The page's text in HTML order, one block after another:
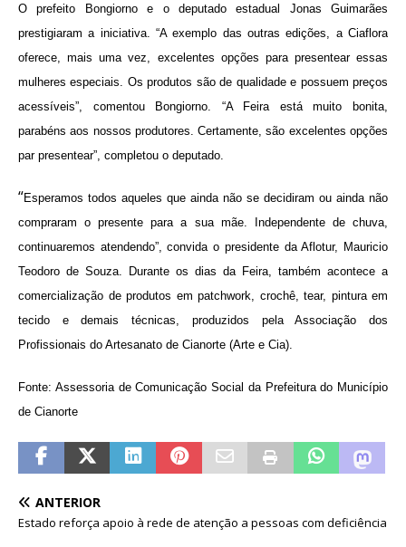
O prefeito Bongiorno e o deputado estadual Jonas Guimarães
prestigiaram a iniciativa. “A exemplo das outras edições, a Ciaflora
oferece, mais uma vez, excelentes opções para presentear essas
mulheres especiais. Os produtos são de qualidade e possuem preços
acessíveis”, comentou Bongiorno. “A Feira está muito bonita,
parabéns aos nossos produtores. Certamente, são excelentes opções
par presentear”, completou o deputado.
“Esperamos todos aqueles que ainda não se decidiram ou ainda não
compraram o presente para a sua mãe. Independente de chuva,
continuaremos atendendo”, convida o presidente da Aflotur, Mauricio
Teodoro de Souza. Durante os dias da Feira, também acontece a
comercialização de produtos em patchwork, crochê, tear, pintura em
tecido e demais técnicas, produzidos pela Associação dos
Profissionais do Artesanato de Cianorte (Arte e Cia).
Fonte: Assessoria de Comunicação Social da Prefeitura do Município
de Cianorte
ANTERIOR
Estado reforça apoio à rede de atenção a pessoas com deficiência